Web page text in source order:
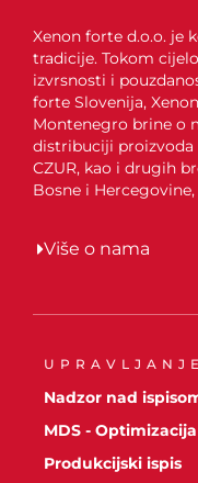
Xenon forte d.o.o. je
tradicije. Tokom
izvrsnosti i
forte Slovenija,
Montenegro brine o
distribuciji proizvoda
CZUR, kao i drugih
Bosne i
Više o nama
Nadzor nad
MDS -
Produkcijski ispis